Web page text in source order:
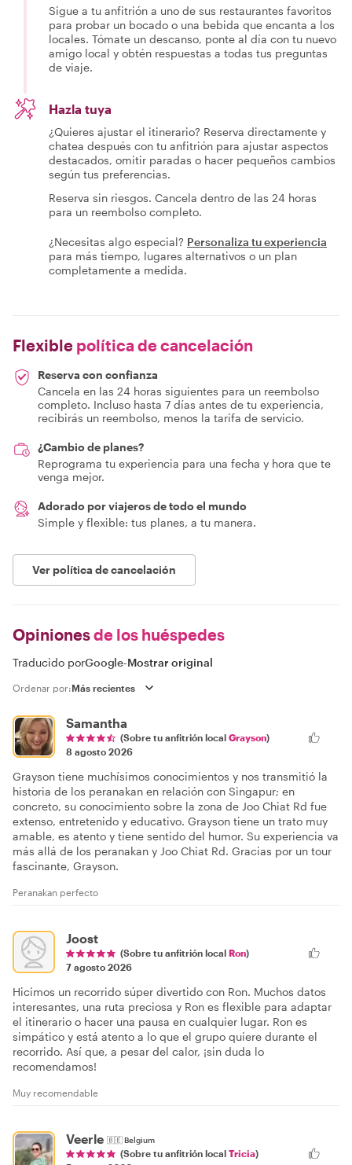
Sigue a tu anfitrión a uno de sus restaurantes favoritos
para probar un bocado o una bebida que encanta a los
locales. Tómate un descanso, ponte al día con tu nuevo
amigo local y obtén respuestas a todas tus preguntas
de viaje.
Hazla tuya
¿Quieres ajustar el itinerario? Reserva directamente y
chatea después con tu anfitrión para ajustar aspectos
destacados, omitir paradas o hacer pequeños cambios
según tus preferencias.
Reserva sin riesgos. Cancela dentro de las 24 horas
para un reembolso completo.
¿Necesitas algo especial? Personaliza tu experiencia
para más tiempo, lugares alternativos o un plan
completamente a medida.
Flexible política de cancelación
Reserva con confianza
Cancela en las 24 horas siguientes para un reembolso
completo. Incluso hasta 7 días antes de tu experiencia,
recibirás un reembolso, menos la tarifa de servicio.
¿Cambio de planes?
Reprograma tu experiencia para una fecha y hora que te
venga mejor.
Adorado por viajeros de todo el mundo
Simple y flexible: tus planes, a tu manera.
Ver política de cancelación
Opinionesde los huéspedes
Traducido porGoogle-Mostrar original
Ordenar por:
Samantha
(Sobre tu anfitrión local Grayson)
8 agosto 2026
Grayson tiene muchísimos conocimientos y nos transmitió la
historia de los peranakan en relación con Singapur; en
concreto, su conocimiento sobre la zona de Joo Chiat Rd fue
extenso, entretenido y educativo. Grayson tiene un trato muy
amable, es atento y tiene sentido del humor. Su experiencia va
más allá de los peranakan y Joo Chiat Rd. Gracias por un tour
fascinante, Grayson.
Peranakan perfecto
Joost
(Sobre tu anfitrión local Ron)
7 agosto 2026
Hicimos un recorrido súper divertido con Ron. Muchos datos
interesantes, una ruta preciosa y Ron es flexible para adaptar
el itinerario o hacer una pausa en cualquier lugar. Ron es
simpático y está atento a lo que el grupo quiere durante el
recorrido. Así que, a pesar del calor, ¡sin duda lo
recomendamos!
Muy recomendable
Veerle 🇧🇪Belgium
(Sobre tu anfitrión local Tricia)